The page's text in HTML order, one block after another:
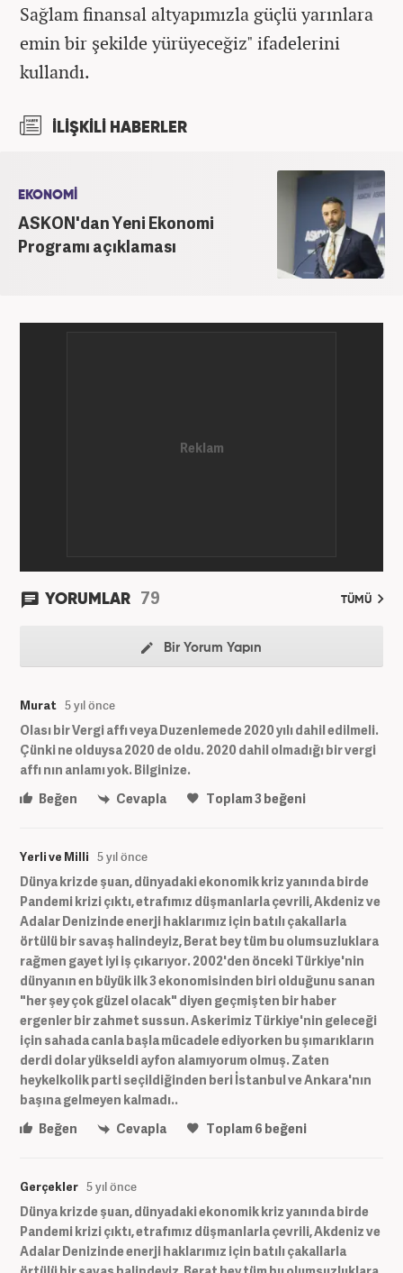
Sağlam finansal altyapımızla güçlü yarınlara
emin bir şekilde yürüyeceğiz" ifadelerini
kullandı.
İLİŞKİLİ HABERLER
EKONOMİ
ASKON'dan Yeni Ekonomi
Programı açıklaması
YORUMLAR 79 TÜMÜ
Bir Yorum Yapın
Murat 5 yıl önce
Olası bir Vergi affı veya Duzenlemede 2020 yılı dahil edilmeli.
Çünki ne olduysa 2020 de oldu. 2020 dahil olmadığı bir vergi
affı nın anlamı yok. Bilginize.
Beğen
Cevapla Toplam3beğeni
Yerli ve Milli 5 yıl önce
Dünya krizde şuan, dünyadaki ekonomik kriz yanında birde
Pandemi krizi çıktı, etrafımız düşmanlarla çevrili, Akdeniz ve
Adalar Denizinde enerji haklarımız için batılı çakallarla
örtülü bir savaş halindeyiz, Berat bey tüm bu olumsuzluklara
rağmen gayet iyi iş çıkarıyor. 2002'den önceki Türkiye'nin
dünyanın en büyük ilk 3 ekonomisinden biri olduğunu sanan
"her şey çok güzel olacak" diyen geçmişten bir haber
ergenler bir zahmet sussun. Askerimiz Türkiye'nin geleceği
için sahada canla başla mücadele ediyorken bu şımarıkların
derdi dolar yükseldi ayfon alamıyorum olmuş. Zaten
heykelkolik parti seçildiğinden beri İstanbul ve Ankara'nın
başına gelmeyen kalmadı..
Beğen
Cevapla Toplam6 beğeni
Gerçekler 5 yıl önce
Dünya krizde şuan, dünyadaki ekonomik kriz yanında birde
Pandemi krizi çıktı, etrafımız düşmanlarla çevrili, Akdeniz ve
Adalar Denizinde enerji haklarımız için batılı çakallarla